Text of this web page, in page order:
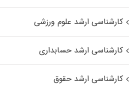
کارشناسی ارشد علوم ورزشی
کارشناسی ارشد حسابداری
کارشناسی ارشد حقوق